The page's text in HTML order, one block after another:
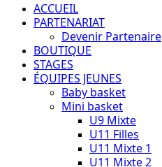
ACCUEIL
PARTENARIAT
Devenir Partenaire
BOUTIQUE
STAGES
ÉQUIPES JEUNES
Baby basket
Mini basket
U9 Mixte
U11 Filles
U11 Mixte 1
U11 Mixte 2